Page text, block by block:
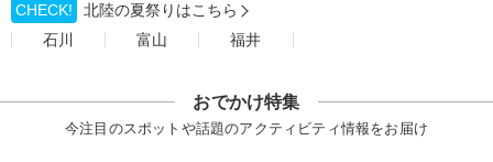
CHECK!
北陸の夏祭りはこちら
石川
富山 福井
おでかけ特集
今注目のスポットや話題のアクティビティ情報をお届け